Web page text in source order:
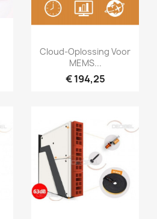
Snel bekijken
Cloud-Oplossing Voor
MEMS...
€ 194,25